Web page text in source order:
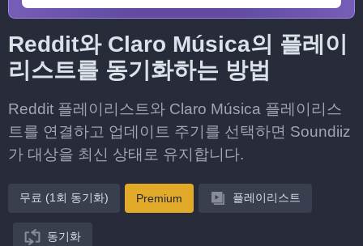
Reddit와 Claro Música의 플레이
리스트를 동기화하는 방법
Reddit 플레이리스트와 Claro Música 플레이리스
트를 연결하고 업데이트 주기를 선택하면 Soundiiz
가 대상을 최신 상태로 유지합니다.
무료 (1회 동기화) Premium 플레이리스트
동기화